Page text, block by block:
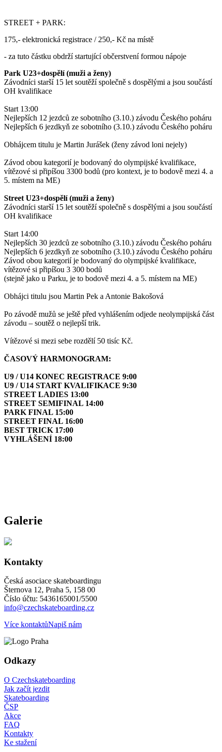
STREET + PARK:
175,- elektronická registrace / 250,- Kč na místě
‐ za tuto částku obdrží startující občerstvení formou nápoje
Park U23+dospělí (muži a ženy)
Závodníci starší 15 let soutěží společně s dospělými a jsou součástí
OH kvalifikace
Start 13:00
Nejlepších 12 jezdců ze sobotního (3.10.) závodu Českého poháru
Nejlepších 6 jezdkyň ze sobotního (3.10.) závodu Českého poháru
Obhájcem titulu je Martin Jurášek (ženy závod loni nejely)
Závod obou kategorií je bodovaný do olympijské kvalifikace,
vítězové si připíšou 3300 bodů (pro kontext, je to bodově mezi 4. a
5. místem na ME)
Street U23+dospělí (muži a ženy)
Závodníci starší 15 let soutěží společně s dospělými a jsou součástí
OH kvalifikace
Start 14:00
Nejlepších 30 jezdců ze sobotního (3.10.) závodu Českého poháru
Nejlepších 6 jezdkyň ze sobotního (3.10.) závodu Českého poháru
Závod obou kategorií je bodovaný do olympijské kvalifikace,
vítězové si připíšou 3 300 bodů
(stejně jako u Parku, je to bodově mezi 4. a 5. místem na ME)
Obhájci titulu jsou Martin Pek a Antonie Bakošová
Po závodě mužů se ještě před vyhlášením odjede neolympijská část
závodu – soutěž o nejlepší trik.
Vítězové si mezi sebe rozdělí 50 tisíc Kč.
ČASOVÝ HARMONOGRAM:
U9 / U14 KONEC REGISTRACE 9:00
U9 / U14 START KVALIFIKACE 9:30
STREET LADIES 13:00
STREET SEMIFINAL 14:00
PARK FINAL 15:00
STREET FINAL 16:00
BEST TRICK 17:00
VYHLÁŠENÍ 18:00
Galerie
Kontakty
Česká asociace skateboardingu
Šternova 12, Praha 5, 158 00
Číslo účtu: 5436165001/5500
info@czechskateboarding.cz
Více kontaktůNapiš nám
Odkazy
O Czechskateboarding
Jak začít jezdit
Skateboarding
ČSP
Akce
FAQ
Kontakty
Ke stažení